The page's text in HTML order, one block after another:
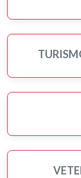
Yoga